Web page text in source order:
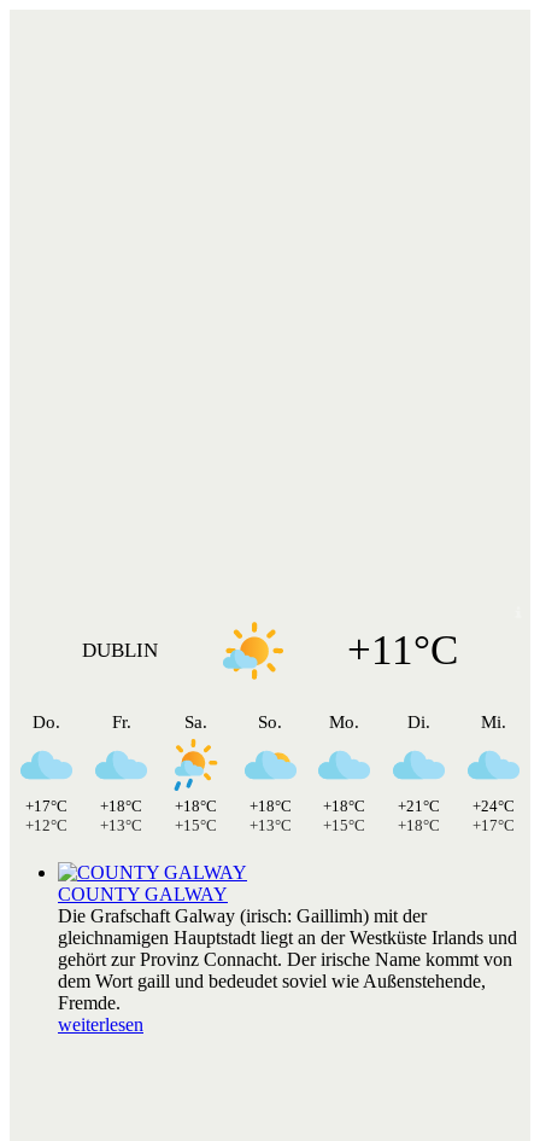
DUBLIN +11°C
Do.
+17°C
+12°C
Fr.
+18°C
+13°C
Sa.
+18°C
+15°C
So.
+18°C
+13°C
Mo.
+18°C
+15°C
Di.
+21°C
+18°C
Mi.
+24°C
+17°C
COUNTY GALWAY
Die Grafschaft Galway (irisch: Gaillimh) mit der
gleichnamigen Hauptstadt liegt an der Westküste Irlands und
gehört zur Provinz Connacht. Der irische Name kommt von
dem Wort gaill und bedeudet soviel wie Außenstehende,
Fremde.
weiterlesen